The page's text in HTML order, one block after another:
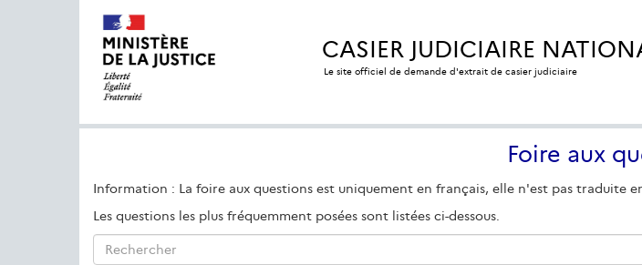
CASIER JUDICIAIRE
Le site officiel de demande d'extrait de casier judiciaire
Foire aux
Information : La foire aux questions est uniquement en français, elle n'est pas traduite
Les questions les plus fréquemment posées sont listées ci-dessous.
Rechercher